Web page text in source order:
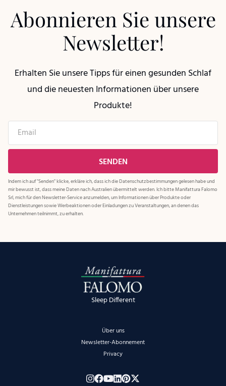
Abonnieren Sie unsere
Newsletter!
Erhalten Sie unsere Tipps für einen gesunden Schlaf
und die neuesten Informationen über unsere
Produkte!
Indem ich auf "Senden" klicke, erkläre ich, dass ich dieDatenschutzbestimmungengelesen habe und
mir bewusst ist, dass meine Daten nach Australien übermittelt werden. Ich bitte Manifattura Falomo
Srl, mich für den Newsletter-Service anzumelden, um Informationen über Produkte oder
Dienstleistungen sowie Werbeaktionen oder Einladungen zu Veranstaltungen, an denen das
Unternehmen teilnimmt, zu erhalten.
Sleep Different
Über uns
Newsletter-Abonnement
Privacy